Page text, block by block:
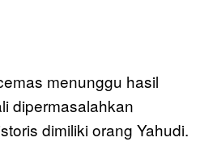
menunggu hasil
dipermasalahkan
dimiliki orang Yahudi.